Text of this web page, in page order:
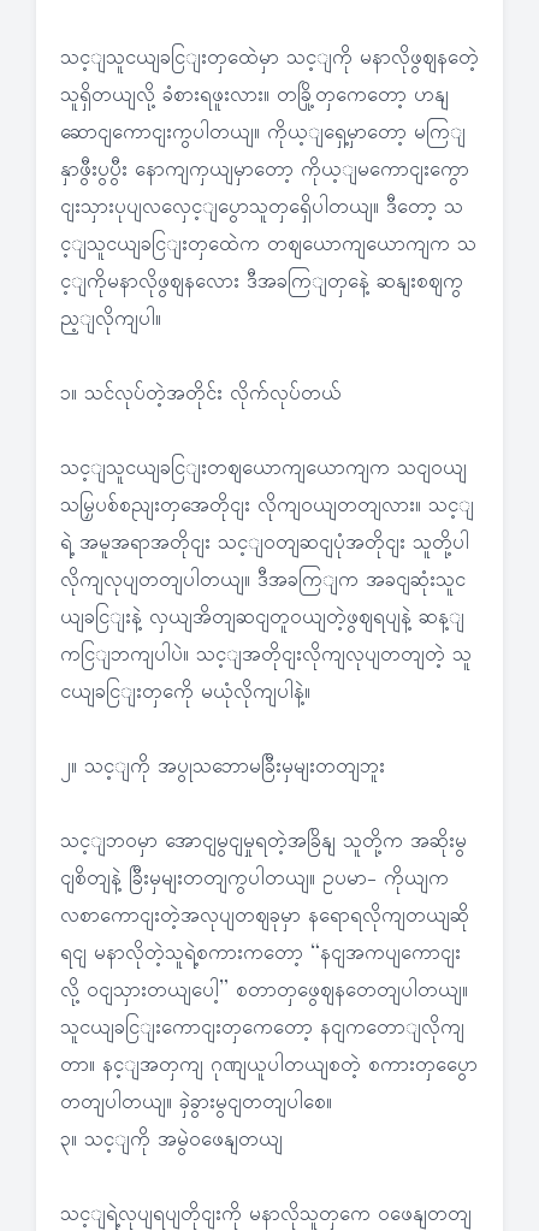
သင့ျသူငယျခငြျးတှထေဲမှာ သင့ျကို မနာလိုဖွဈနတေဲ့
သူရှိတယျလို့ ခံစားရဖူးလား။ တခြို့တှကေတော့ ဟနျ
ဆောငျကောငျးကွပါတယျ။ ကိုယ့ျရှေ့မှာတော့ မကြျ
နှာဖွီးပွပွီး နောကျကှယျမှာတော့ ကိုယ့ျမကောငျးကွော
ငျးသှားပုပျလလှေင့ျပွောသူတှရှေိပါတယျ။ ဒီတော့ သ
င့ျသူငယျခငြျးတှထေဲက တဈယောကျယောကျက သ
င့ျကိုမနာလိုဖွဈနလေား ဒီအခကြျတှနေဲ့ ဆနျးစဈကွ
ည့ျလိုကျပါ။
၁။ သင်လုပ်တဲ့အတိုင်း လိုက်လုပ်တယ်
သင့ျသူငယျခငြျးတဈယောကျယောကျက သငျဝယျ
သမြှပစ်စညျးတှအေတိုငျး လိုကျဝယျတတျလား။ သင့ျ
ရဲ့ အမူအရာအတိုငျး သင့ျဝတျဆငျပုံအတိုငျး သူတို့ပါ
လိုကျလုပျတတျပါတယျ။ ဒီအခကြျက အခငျဆုံးသူင
ယျခငြျးနဲ့ လှယျအိတျဆငျတူဝယျတဲ့ဖွဈရပျနဲ့ ဆန့ျ
ကငြျဘကျပါပဲ။ သင့ျအတိုငျးလိုကျလုပျတတျတဲ့ သူ
ငယျခငြျးတှကေို မယုံလိုကျပါနဲ့။
၂။ သင့ျကို အပွုသဘောမခြီးမှမျးတတျဘူး
သင့ျဘဝမှာ အောငျမွငျမှုရတဲ့အခြိနျ သူတို့က အဆိုးမွ
ငျစိတျနဲ့ ခြီးမှမျးတတျကွပါတယျ။ ဥပမာ- ကိုယျက
လစာကောငျးတဲ့အလုပျတဈခုမှာ နရောရလိုကျတယျဆို
ရငျ မနာလိုတဲ့သူရဲ့စကားကတော့ “နငျအကပျကောငျး
လို့ ဝငျသှားတယျပေါ့” စတာတှဖွေဈနတေတျပါတယျ။
သူငယျခငြျးကောငျးတှကေတော့ နငျကတောျလိုကျ
တာ။ နင့ျအတှကျ ဂုဏျယူပါတယျစတဲ့ စကားတှပွေော
တတျပါတယျ။ ခှဲခွားမွငျတတျပါစေ။
၃။ သင့ျကို အမွဲဝဖေနျတယျ
သင့ျရဲ့လုပျရပျတိုငျးကို မနာလိုသူတှကေ ဝဖေနျတတျ